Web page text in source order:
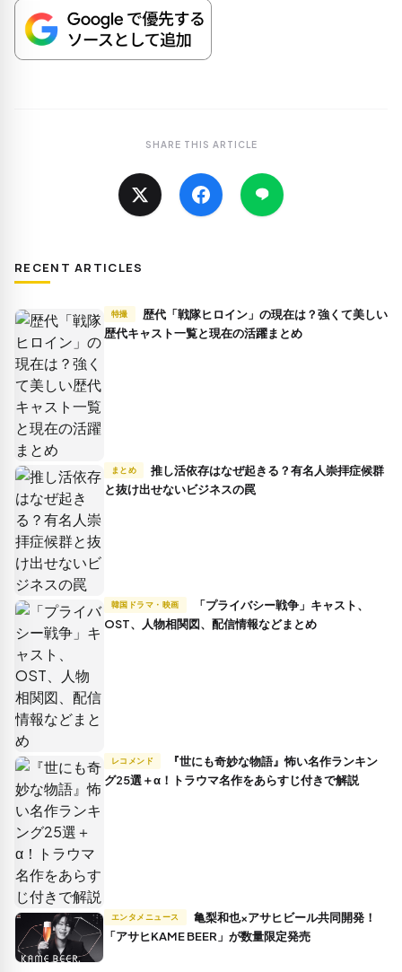
SHARE THIS ARTICLE
RECENT ARTICLES
特撮
歴代キャスト一覧と現在の活躍まとめ
まとめ
推し活依存はなぜ起きる？有名人崇拝症候群
と抜け出せないビジネスの罠
韓国ドラマ・映画
OST、人物相関図、配信情報などまとめ
レコメンド
グ25選＋α！トラウマ名作をあらすじ付きで解説
エンタメニュース
「アサヒKAME BEER」が数量限定発売